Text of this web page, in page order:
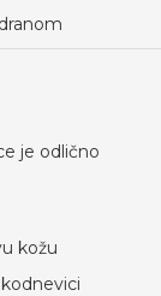
je odlično
kožu